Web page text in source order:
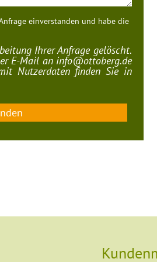
Ich bin mit der Speicherung meiner Kontaktdaten und meiner Anfrage einverstanden und habe die
Ihrer Anfrage gelöscht.
E-Mail an info@ottoberg.de
Nutzerdaten finden Sie in